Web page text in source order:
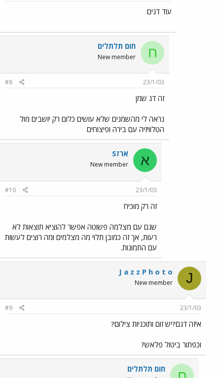
עוד דגים
ח חום תלתלים
New member
23/1/03
#8
זה דג שמן
נראה לי מהשמנים שלא עושים כלום רק יושבים מול
הטלוויזיה עם בירה ופיצוחים
א ארזS
New member
23/1/03
#10
זה רק מוכיח
שגם עם מצלמה פשוטה אפשר להוציא תוצאות לא
רעות, אך זה כמובן תלוי מה מצלמים ומה רוצים לעשות
עם התמונות.
J
J a z z P h o t o
New member
23/1/03
#9
איזה דגם?יש זום ותוכניות צילום?
וכפתור ביטול פלאש?
חום תלתלים